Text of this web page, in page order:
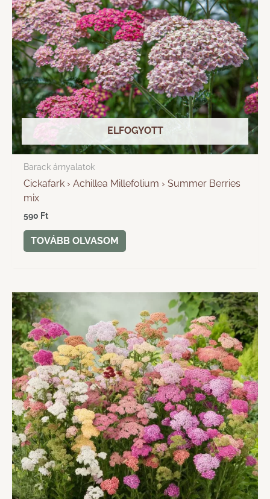
ELFOGYOTT
Barack árnyalatok
Cickafark › Achillea Millefolium › Summer Berries
mix
590 Ft
TOVÁBB OLVASOM